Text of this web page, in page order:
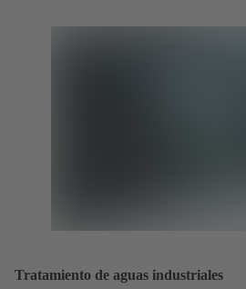
Tratamiento de aguas industriales